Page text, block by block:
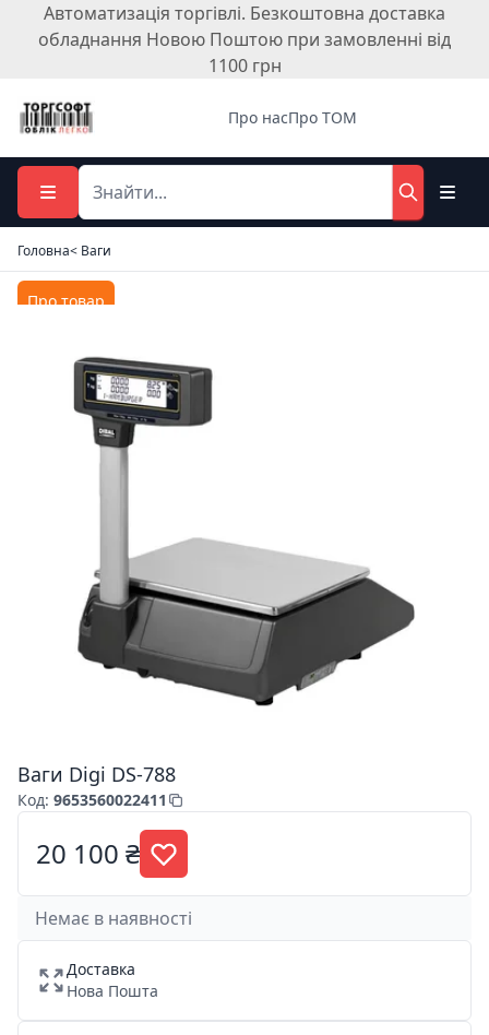
Автоматизація торгівлі. Безкоштовна доставка
обладнання Новою Поштою при замовленні від
1100 грн
Про насПро ТОМ
Головна< Ваги
Про товар
Ваги Digi DS-788
Код: 9653560022411
20 100 ₴
Немає в наявності
Доставка
Нова Пошта